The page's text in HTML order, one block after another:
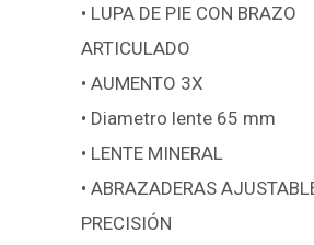
• LUPA DE PIE CON BRAZO
ARTICULADO
• AUMENTO 3X
• Diametro lente 65 mm
• LENTE MINERAL
• ABRAZADERAS
PRECISIÓN